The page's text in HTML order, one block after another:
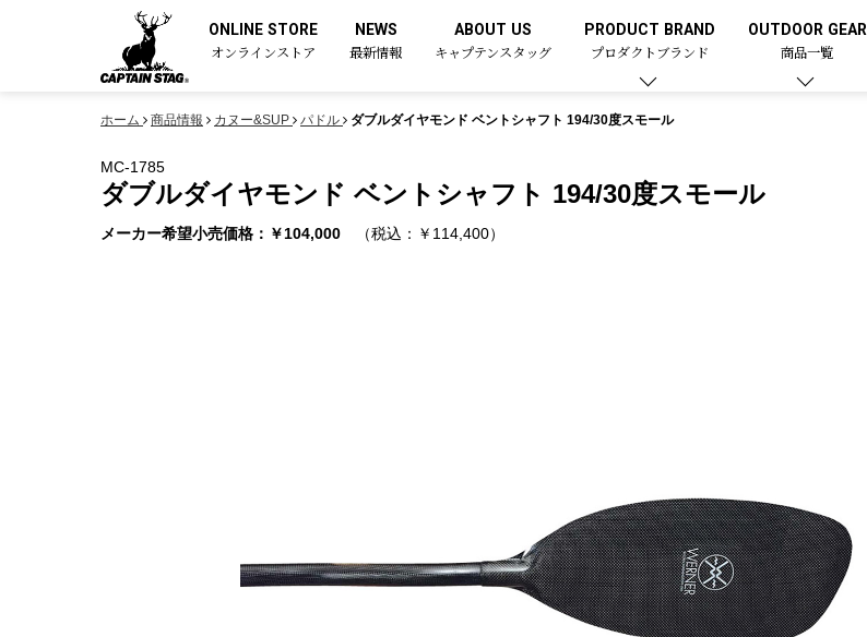
ONLINE STORE
オンラインストア
NEWS
最新情報
ABOUT US
キャプテンスタッグ
PRODUCT BRAND
プロダクトブランド
OUTDOOR GEAR
商品一覧
ホーム 商品情報 カヌー&SUP パドル ダブルダイヤモンド ベントシャフト 194/30度スモール
MC-1785
ダブルダイヤモンド ベントシャフト 194/30度スモール
メーカー希望小売価格：￥104,000 （税込：￥114,400）